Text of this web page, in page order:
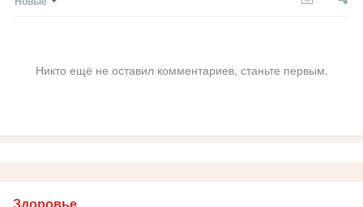
Никто ещё не оставил комментариев, станьте первым.